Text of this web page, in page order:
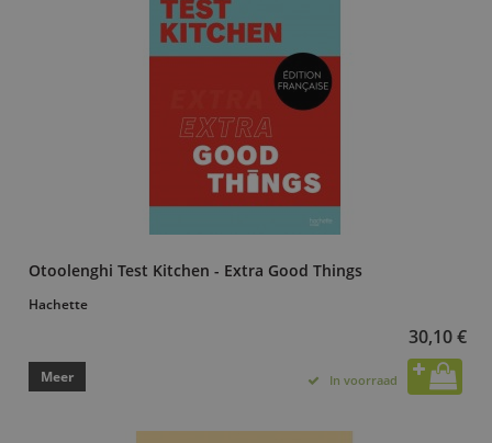
Otoolenghi Test Kitchen - Extra Good Things
Hachette
30,10 €
Meer In voorraad